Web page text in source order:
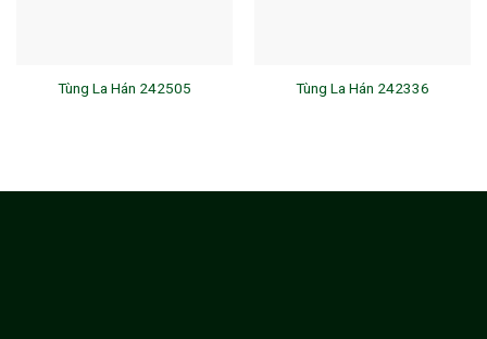
Tùng La Hán 242505 Tùng La Hán 242336